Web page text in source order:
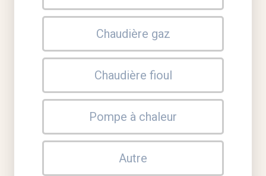
Chaudière gaz
Chaudière fioul
Pompe à chaleur
Autre